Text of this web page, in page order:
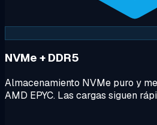
NVMe + DDR5
Almacenamiento NVMe puro y
AMD EPYC. Las cargas siguen